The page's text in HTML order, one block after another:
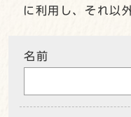
に利用し、それ以
名前